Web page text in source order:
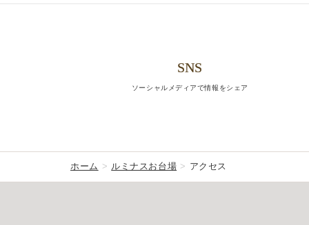
SNS
ソーシャルメディアで情報をシェア
ホーム ルミナスお台場 アクセス